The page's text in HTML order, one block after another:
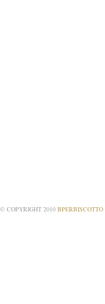
© COPYRIGHT 2010 BPERBISCOTTO